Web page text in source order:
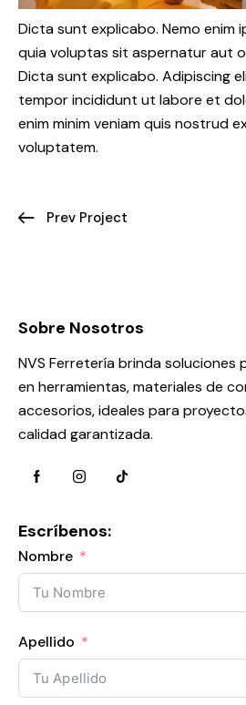
Dicta sunt explicabo. Nemo enim
quia voluptas sit aspernatur aut
Dicta sunt explicabo. Adipiscing
tempor incididunt ut labore et
enim minim veniam quis nostrud
voluptatem.
Prev Project
Sobre Nosotros
NVS Ferretería brinda
en herramientas, materiales de
accesorios, ideales para
calidad garantizada.
Escríbenos:
Nombre
Apellido